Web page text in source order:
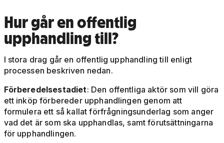
Hur går en offentlig
upphandling till?
I stora drag går en offentlig upphandling till enligt
processen beskriven nedan.
Förberedelsestadiet: Den offentliga aktör som vill göra
ett inköp förbereder upphandlingen genom att
formulera ett så kallat förfrågningsunderlag som anger
vad det är som ska upphandlas, samt förutsättningarna
för upphandlingen.